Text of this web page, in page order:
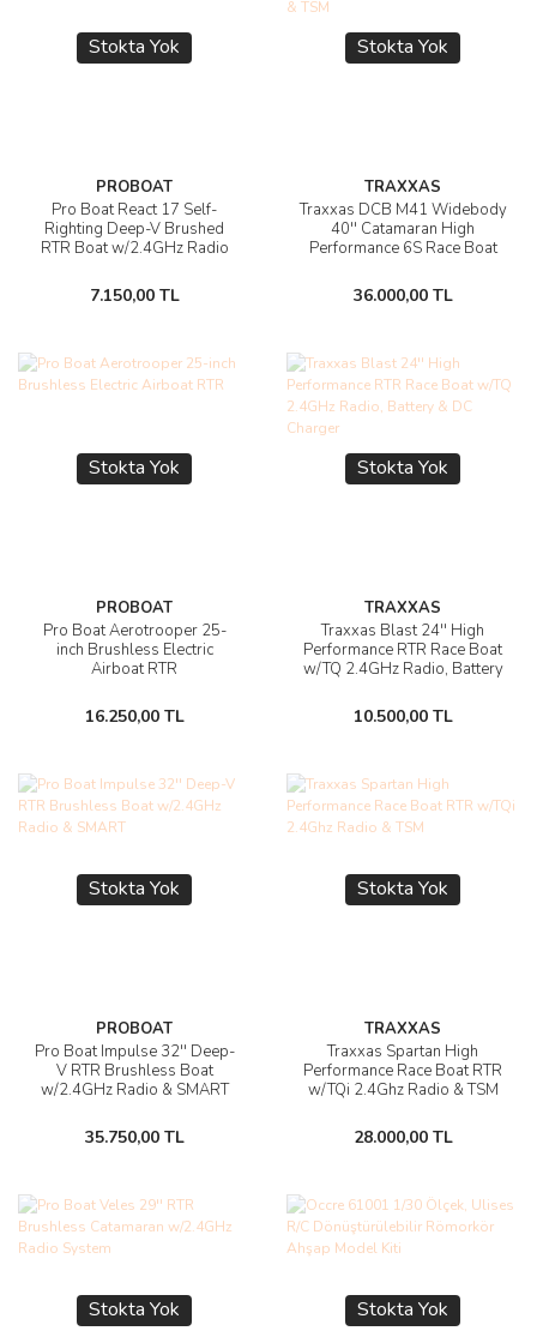
Stokta Yok
PROBOAT
Pro Boat React 17 Self-
Righting Deep-V Brushed
RTR Boat w/2.4GHz Radio
7.150,00 TL
Stokta Yok
TRAXXAS
Traxxas DCB M41 Widebody
40'' Catamaran High
Performance 6S Race Boat
36.000,00 TL
Stokta Yok
PROBOAT
Pro Boat Aerotrooper 25-
inch Brushless Electric
Airboat RTR
16.250,00 TL
Stokta Yok
TRAXXAS
Traxxas Blast 24'' High
Performance RTR Race Boat
w/TQ 2.4GHz Radio, Battery
10.500,00 TL
Stokta Yok
PROBOAT
Pro Boat Impulse 32'' Deep-
V RTR Brushless Boat
w/2.4GHz Radio & SMART
35.750,00 TL
Stokta Yok
TRAXXAS
Traxxas Spartan High
Performance Race Boat RTR
w/TQi 2.4Ghz Radio & TSM
28.000,00 TL
Stokta Yok Stokta Yok